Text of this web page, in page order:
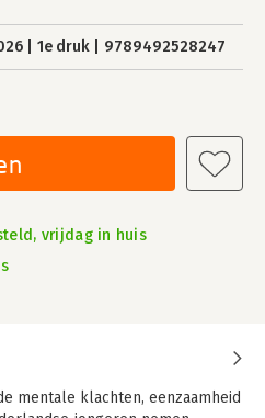
1e druk 9789492528247
vrijdag in huis
mentale klachten, eenzaamheid